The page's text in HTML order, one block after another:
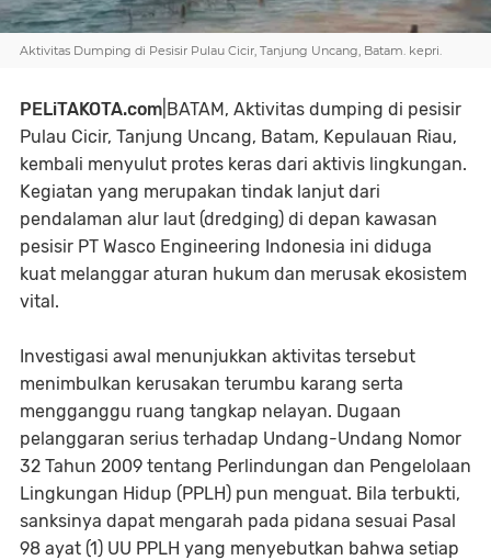
Aktivitas Dumping di Pesisir Pulau Cicir, Tanjung Uncang, Batam. kepri.
PELiTAKOTA.com |BATAM, Aktivitas dumping di pesisir
Pulau Cicir, Tanjung Uncang, Batam, Kepulauan Riau,
kembali menyulut protes keras dari aktivis lingkungan.
Kegiatan yang merupakan tindak lanjut dari
pendalaman alur laut (dredging) di depan kawasan
pesisir PT Wasco Engineering Indonesia ini diduga
kuat melanggar aturan hukum dan merusak ekosistem
vital.
Investigasi awal menunjukkan aktivitas tersebut
menimbulkan kerusakan terumbu karang serta
mengganggu ruang tangkap nelayan. Dugaan
pelanggaran serius terhadap Undang-Undang Nomor
32 Tahun 2009 tentang Perlindungan dan Pengelolaan
Lingkungan Hidup (PPLH) pun menguat. Bila terbukti,
sanksinya dapat mengarah pada pidana sesuai Pasal
98 ayat (1) UU PPLH yang menyebutkan bahwa setiap